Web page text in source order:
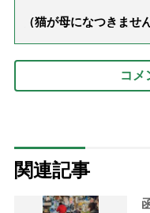
（猫が母になつきま
コメ
関連記事